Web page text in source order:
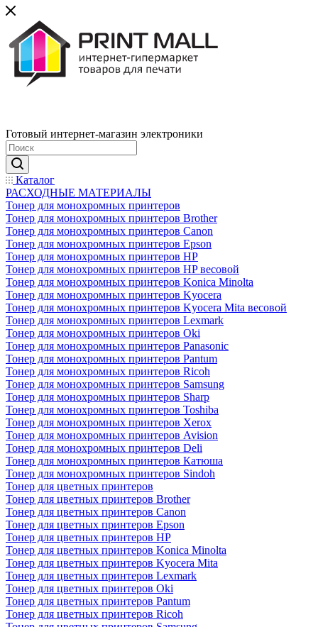
Готовый интернет-магазин электроники
Каталог
РАСХОДНЫЕ МАТЕРИАЛЫ
Тонер для монохромных принтеров
Тонер для монохромных принтеров Brother
Тонер для монохромных принтеров Canon
Тонер для монохромных принтеров Epson
Тонер для монохромных принтеров HP
Тонер для монохромных принтеров HP весовой
Тонер для монохромных принтеров Konica Minolta
Тонер для монохромных принтеров Kyocera
Тонер для монохромных принтеров Kyocera Mita весовой
Тонер для монохромных принтеров Lexmark
Тонер для монохромных принтеров Oki
Тонер для монохромных принтеров Panasonic
Тонер для монохромных принтеров Pantum
Тонер для монохромных принтеров Ricoh
Тонер для монохромных принтеров Samsung
Тонер для монохромных принтеров Sharp
Тонер для монохромных принтеров Toshiba
Тонер для монохромных принтеров Xerox
Тонер для монохромных принтеров Avision
Тонер для монохромных принтеров Deli
Тонер для монохромных принтеров Катюша
Тонер для монохромных принтеров Sindoh
Тонер для цветных принтеров
Тонер для цветных принтеров Brother
Тонер для цветных принтеров Canon
Тонер для цветных принтеров Epson
Тонер для цветных принтеров HP
Тонер для цветных принтеров Konica Minolta
Тонер для цветных принтеров Kyocera Mita
Тонер для цветных принтеров Lexmark
Тонер для цветных принтеров Oki
Тонер для цветных принтеров Pantum
Тонер для цветных принтеров Ricoh